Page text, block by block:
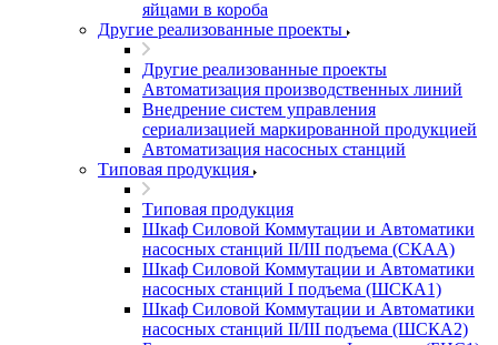
яйцами в короба
Другие реализованные проекты
Другие реализованные проекты
Автоматизация производственных линий
Внедрение систем управления
сериализацией маркированной продукцией
Автоматизация насосных станций
Типовая продукция
Типовая продукция
Шкаф Силовой Коммутации и Автоматики
насосных станций II/III подъема (СКАА)
Шкаф Силовой Коммутации и Автоматики
насосных станций I подъема (ШСКА1)
Шкаф Силовой Коммутации и Автоматики
насосных станций II/III подъема (ШСКА2)